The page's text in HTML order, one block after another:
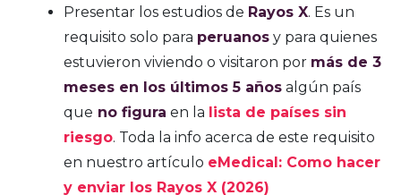
Presentar los estudios de Rayos X. Es un
requisito solo para peruanos y para quienes
estuvieron viviendo o visitaron por más de 3
meses en los últimos 5 años algún país
que no figura en la lista de países sin
riesgo. Toda la info acerca de este requisito
en nuestro artículo eMedical: Como hacer
y enviar los Rayos X (2026)